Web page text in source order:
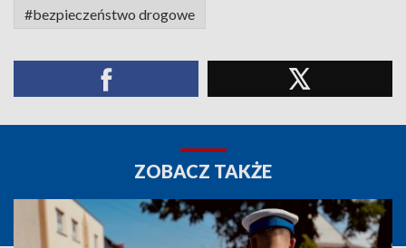
#bezpieczeństwo drogowe
ZOBACZ TAKŻE